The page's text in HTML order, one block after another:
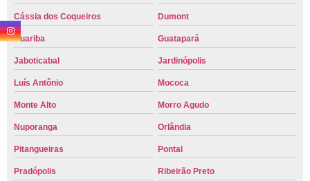
Cássia dos Coqueiros Dumont
Guariba Guatapará
Jaboticabal Jardinópolis
Luís Antônio Mococa
Monte Alto Morro Agudo
Nuporanga Orlândia
Pitangueiras Pontal
Pradópolis Ribeirão Preto